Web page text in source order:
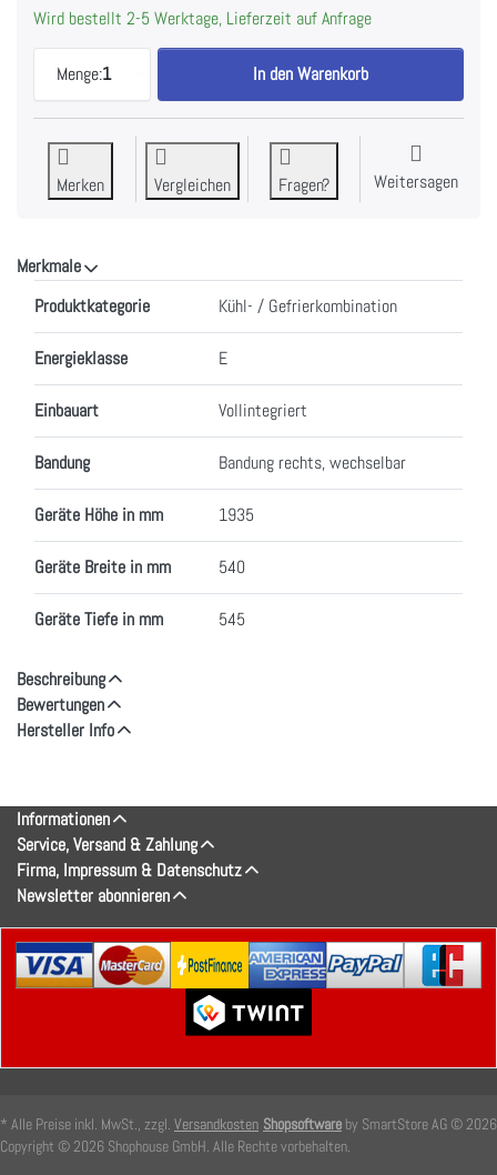
Wird bestellt 2-5 Werktage, Lieferzeit auf Anfrage
Menge:1
Haier HBW5519E Einbau Kühl/
In den Warenkorb
Merken Vergleichen Fragen? Weitersagen
Merkmale
Produktkategorie Kühl- / Gefrierkombination
Energieklasse E
Einbauart Vollintegriert
Bandung Bandung rechts, wechselbar
Geräte Höhe in mm 1935
Geräte Breite in mm 540
Geräte Tiefe in mm 545
Beschreibung
Bewertungen
Hersteller Info
Informationen
Service, Versand & Zahlung
Firma, Impressum & Datenschutz
Newsletter abonnieren
* Alle Preise inkl. MwSt., zzgl. Versandkosten Shopsoftware by SmartStore AG © 2026
Copyright © 2026 Shophouse GmbH. Alle Rechte vorbehalten.